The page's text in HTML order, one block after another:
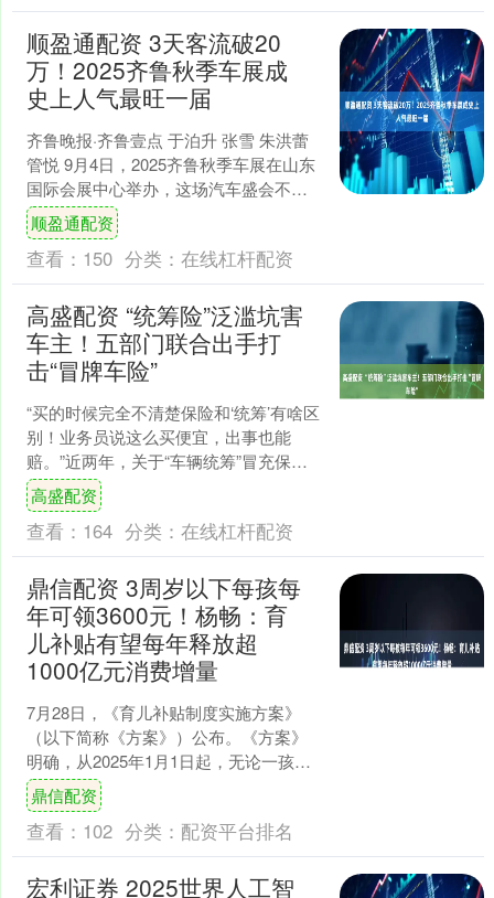
顺盈通配资 3天客流破20
万！2025齐鲁秋季车展成
史上人气最旺一届
齐鲁晚报·齐鲁壹点 于泊升 张雪 朱洪蕾
管悦 9月4日，2025齐鲁秋季车展在山东
国际会展中心举办，这场汽车盛会不仅
是车迷们的节日，更是汽车行业发展的
风向标。....
顺盈通配资
查看： 150 分类： 在线杠杆配资
高盛配资 “统筹险”泛滥坑害
车主！五部门联合出手打
击“冒牌车险”
“买的时候完全不清楚保险和‘统筹’有啥区
别！业务员说这么买便宜，出事也能
赔。”近两年，关于“车辆统筹”冒充保险
的报道屡见报端。市场苦统筹久矣，如
今，监管终于出手....
高盛配资
查看： 164 分类： 在线杠杆配资
鼎信配资 3周岁以下每孩每
年可领3600元！杨畅：育
儿补贴有望每年释放超
1000亿元消费增量
7月28日，《育儿补贴制度实施方案》
（以下简称《方案》）公布。《方案》
明确，从2025年1月1日起，无论一孩、
二孩、三孩，每年均可领取3600元补
贴，直至年满3....
鼎信配资
查看： 102 分类： 配资平台排名
宏利证券 2025世界人工智